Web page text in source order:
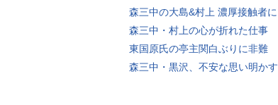
森三中の大島&村上 濃厚接触者に
森三中・村上の心が折れた仕事
東国原氏の亭主関白ぶりに非難
森三中・黒沢、不安な思い明かす